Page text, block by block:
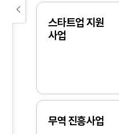
스타트업 지원
사업
무역 진흥사업